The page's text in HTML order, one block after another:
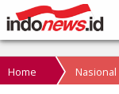
Home Nasional